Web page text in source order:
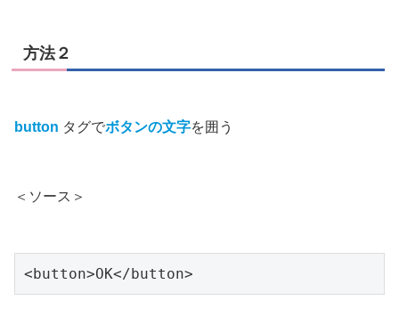
方法２
button タグでボタンの文字を囲う
＜ソース＞
<button>OK</button>